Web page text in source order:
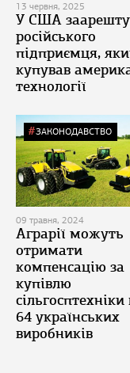
13 червня, 2025
У США
російського
підприємця,
купував
технології
ЗАКОНОДАВСТВО
09 травня, 2024
Аграрії можуть
отримати
компенсацію за
купівлю
64 українських
виробників